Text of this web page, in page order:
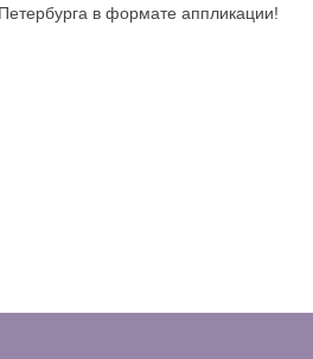
в формате аппликации!